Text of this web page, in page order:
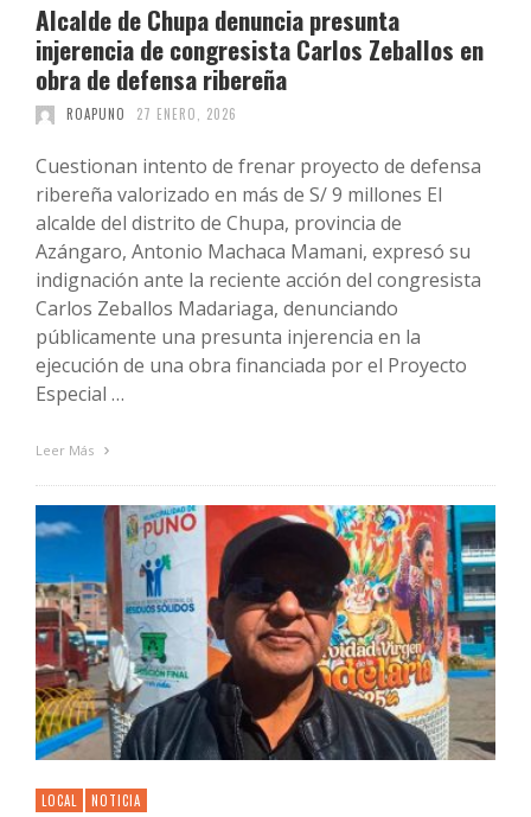
Alcalde de Chupa denuncia presunta
injerencia de congresista Carlos Zeballos en
obra de defensa ribereña
ROAPUNO 27 ENERO, 2026
Cuestionan intento de frenar proyecto de defensa
ribereña valorizado en más de S/ 9 millones El
alcalde del distrito de Chupa, provincia de
Azángaro, Antonio Machaca Mamani, expresó su
indignación ante la reciente acción del congresista
Carlos Zeballos Madariaga, denunciando
públicamente una presunta injerencia en la
ejecución de una obra financiada por el Proyecto
Especial …
Leer Más
LOCAL NOTICIA